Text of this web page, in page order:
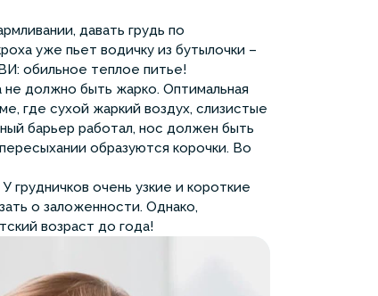
давать грудь по
уже пьет водичку из бутылочки –
обильное теплое питье!
должно быть жарко. Оптимальная
где сухой жаркий воздух, слизистые
барьер работал, нос должен быть
образуются корочки. Во
грудничков очень узкие и короткие
о заложенности. Однако,
возраст до года!